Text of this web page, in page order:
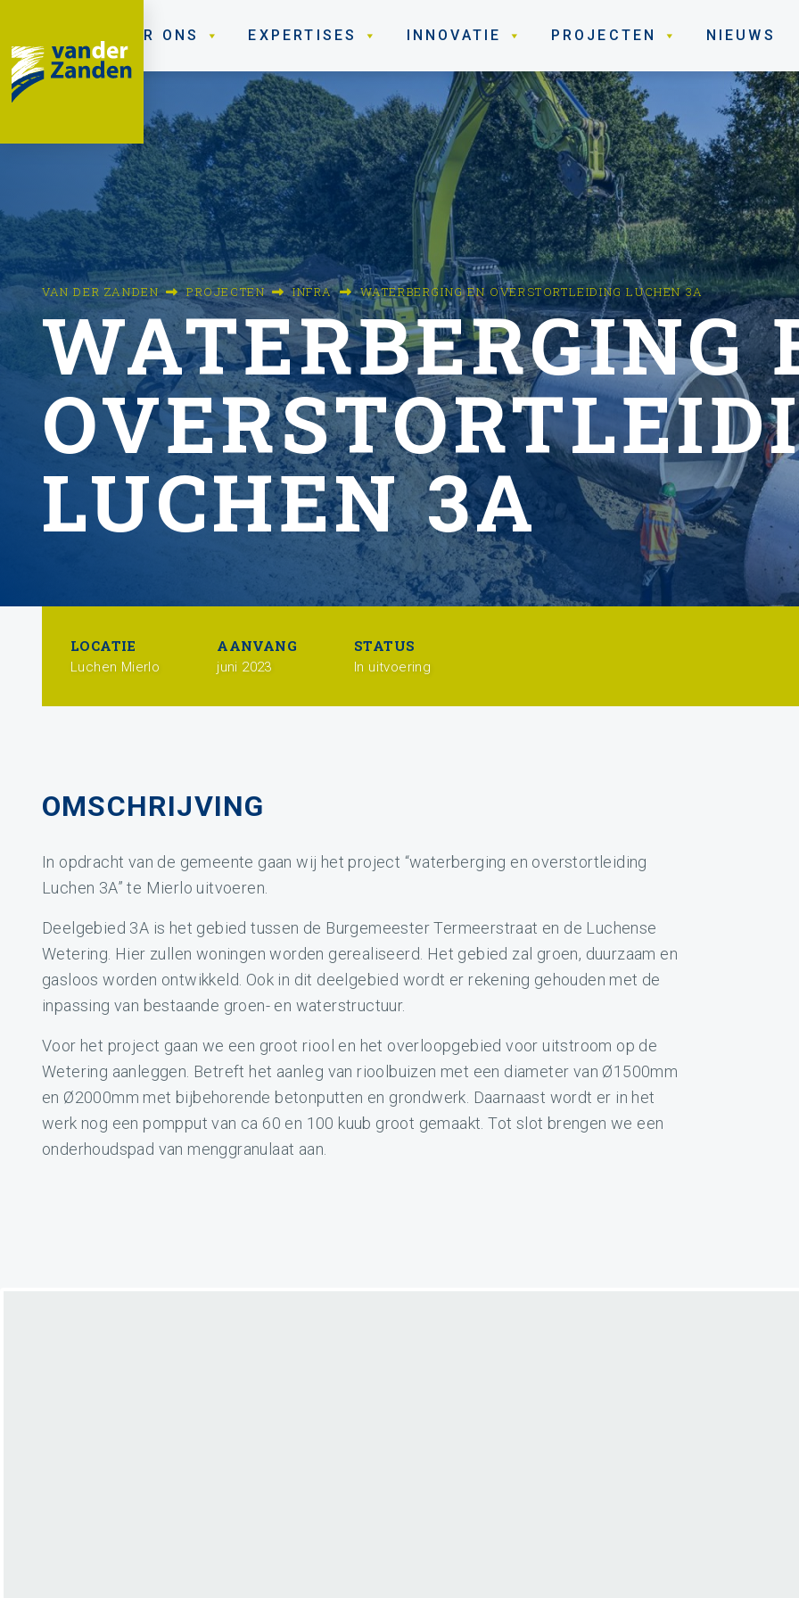
OVER ONS EXPERTISES INNOVATIE PROJECTEN NIEUWS
VAN DER ZANDEN PROJECTEN INFRA WATERBERGING EN OVERSTORTLEIDING LUCHEN 3A
WATERBERGING
LUCHEN 3A
LOCATIE
Luchen Mierlo
AANVANG
juni 2023
STATUS
In uitvoering
OMSCHRIJVING
In opdracht van de gemeente gaan wij het project “waterberging en overstortleiding
Luchen 3A” te Mierlo uitvoeren.
Deelgebied 3A is het gebied tussen de Burgemeester Termeerstraat en de Luchense
Wetering. Hier zullen woningen worden gerealiseerd. Het gebied zal groen, duurzaam en
gasloos worden ontwikkeld. Ook in dit deelgebied wordt er rekening gehouden met de
inpassing van bestaande groen- en waterstructuur.
Voor het project gaan we een groot riool en het overloopgebied voor uitstroom op de
Wetering aanleggen. Betreft het aanleg van rioolbuizen met een diameter van Ø1500mm
en Ø2000mm met bijbehorende betonputten en grondwerk. Daarnaast wordt er in het
werk nog een pompput van ca 60 en 100 kuub groot gemaakt. Tot slot brengen we een
onderhoudspad van menggranulaat aan.